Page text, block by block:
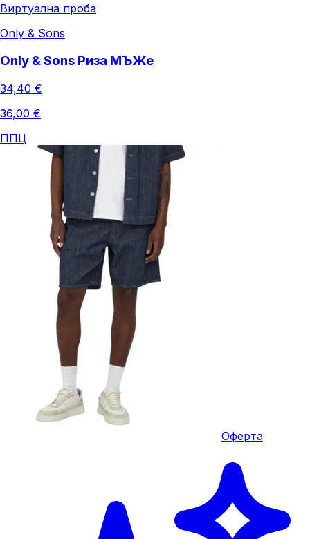
Виртуална проба
Only & Sons
Only & Sons Риза МЪЖe
34,40 €
36,00 €
ППЦ
Оферта